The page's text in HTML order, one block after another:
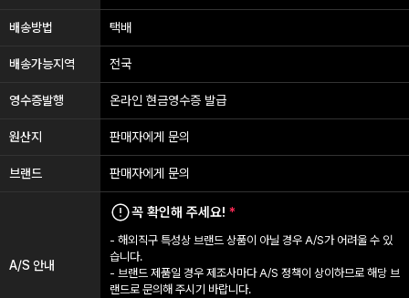
배송방법 택배
배송가능지역 전국
영수증발행 온라인 현금영수증 발급
원산지 판매자에게 문의
브랜드 판매자에게 문의
A/S 안내
꼭 확인해 주세요! *
- 해외직구 특성상 브랜드 상품이 아닐 경우 A/S가 어려울 수 있
습니다.
- 브랜드 제품일 경우 제조사마다 A/S 정책이 상이하므로 해당 브
랜드로 문의해 주시기 바랍니다.